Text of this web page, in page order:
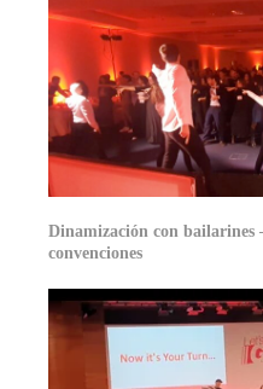
Dinamización con bailarines
convenciones